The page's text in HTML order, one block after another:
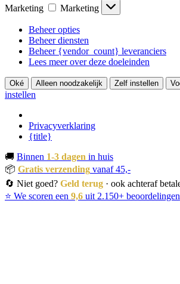
Marketing
Marketing
Beheer opties
Beheer diensten
Beheer {vendor_count} leveranciers
Lees meer over deze doeleinden
Oké Alleen noodzakelijk Zelf instellen
instellen
Privacyverklaring
{title}
🚚 Binnen 1-3 dagen in huis
📦 Gratis verzending vanaf 45,-
🔄 Niet goed? Geld terug · ook achteraf
⭐ We scoren een 9,6 uit 2.150+ beoordelingen